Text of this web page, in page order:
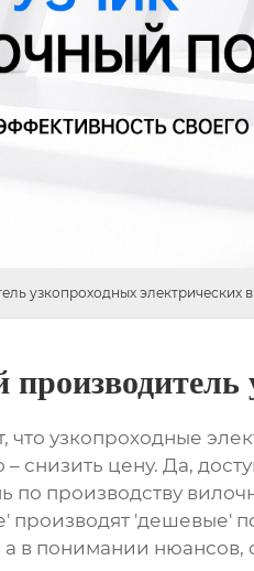
узкопроходных электрических
производитель
что узкопроходные
– снизить цену. Да,
по производству
производят 'дешевые'
а в понимании